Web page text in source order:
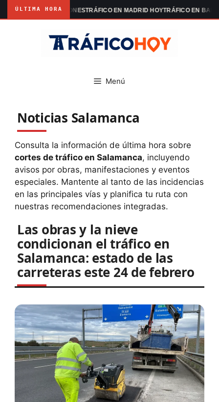
ÚLTIMA HORA
MANIFESTACIONESTRÁFICO EN MADRID HOYTRÁFICO EN
Menú
Noticias Salamanca
Consulta la información de última hora sobre
cortes de tráfico en Salamanca, incluyendo
avisos por obras, manifestaciones y eventos
especiales. Mantente al tanto de las incidencias
en las principales vías y planifica tu ruta con
nuestras recomendaciones integradas.
Las obras y la nieve
condicionan el tráfico en
Salamanca: estado de las
carreteras este 24 de febrero